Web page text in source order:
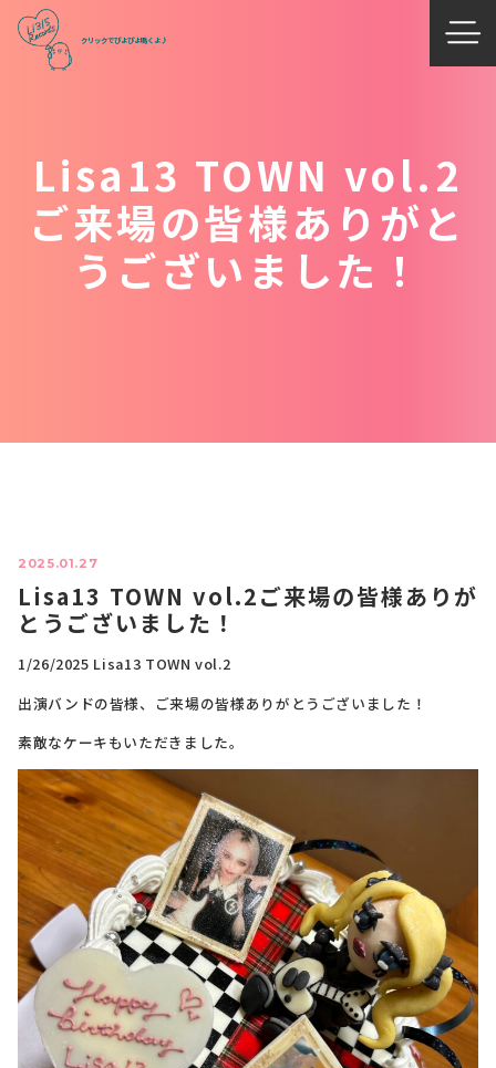
Lisa13 TOWN vol.2
ご来場の皆様ありがと
うございました！
2025.01.27
Lisa13 TOWN vol.2ご来場の皆様ありが
とうございました！
1/26/2025 Lisa13 TOWN vol.2
出演バンドの皆様、ご来場の皆様ありがとうございました！
素敵なケーキもいただきました。